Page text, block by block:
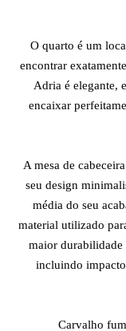
O quarto é um
encontrar
Adria é elegante,
encaixar
A mesa de
seu design
média do seu
material utilizado
maior durabilidade
incluindo
Carvalho